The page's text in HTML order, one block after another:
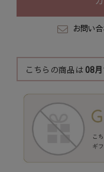
お問い
こちらの商品は08